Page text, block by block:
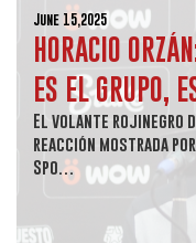
June 15,2025
HORACIO
ES EL GRUPO,
El volante rojinegro
reacción mostrada
Spo…